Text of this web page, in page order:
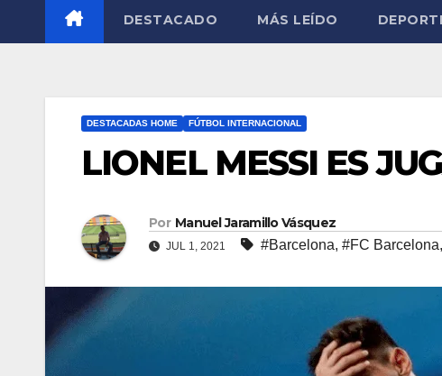
DESTACADO MÁS LEÍDO
DESTACADAS HOME FÚTBOL INTERNACIONAL
LIONEL MESSI ES
Por Manuel Jaramillo Vásquez
JUL 1, 2021 #Barcelona, #FC Barcelona,